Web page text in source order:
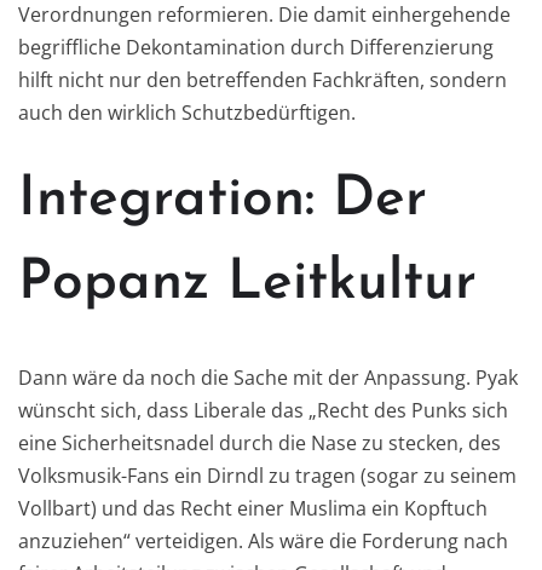
Verordnungen reformieren. Die damit einhergehende
begriffliche Dekontamination durch Differenzierung
hilft nicht nur den betreffenden Fachkräften, sondern
auch den wirklich Schutzbedürftigen.
Integration: Der
Popanz Leitkultur
Dann wäre da noch die Sache mit der Anpassung. Pyak
wünscht sich, dass Liberale das „Recht des Punks sich
eine Sicherheitsnadel durch die Nase zu stecken, des
Volksmusik-Fans ein Dirndl zu tragen (sogar zu seinem
Vollbart) und das Recht einer Muslima ein Kopftuch
anzuziehen“ verteidigen. Als wäre die Forderung nach